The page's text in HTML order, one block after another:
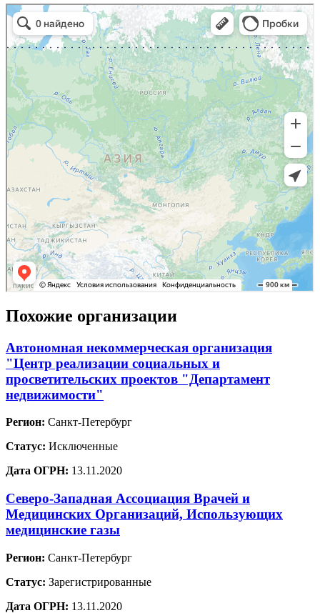
Похожие организации
Автономная некоммерческая организация
"Центр реализации социальных и
просветительских проектов "Департамент
недвижимости"
Регион: Санкт-Петербург
Статус: Исключенные
Дата ОГРН: 13.11.2020
Северо-Западная Ассоциация Врачей и
Медицинских Организаций, Использующих
медицинские газы
Регион: Санкт-Петербург
Статус: Зарегистрированные
Дата ОГРН: 13.11.2020